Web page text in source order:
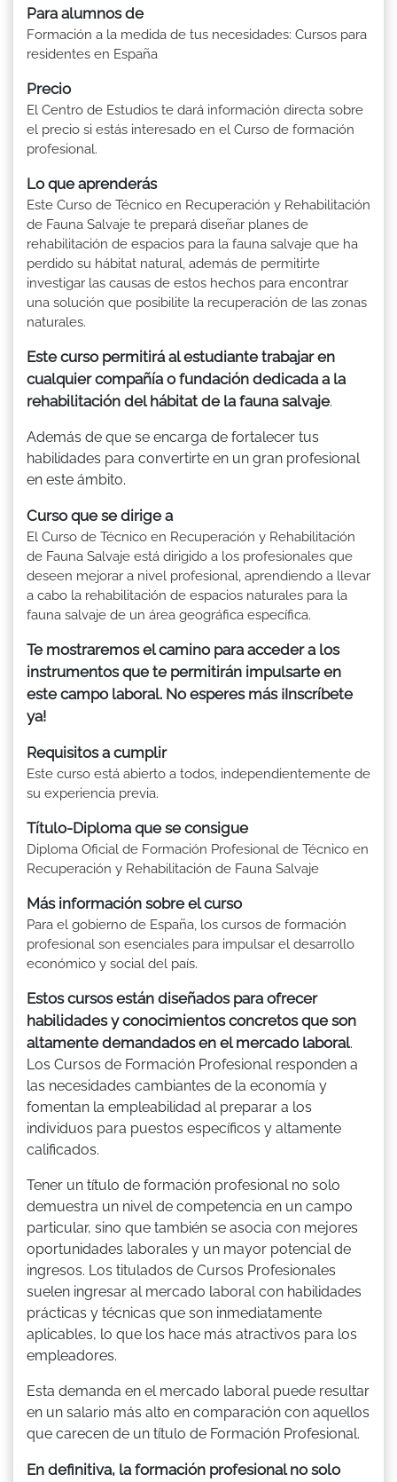
Para alumnos de
Formación a la medida de tus necesidades: Cursos para
residentes en España
Precio
El Centro de Estudios te dará información directa sobre
el precio si estás interesado en el Curso de formación
profesional.
Lo que aprenderás
Este Curso de Técnico en Recuperación y Rehabilitación
de Fauna Salvaje te prepará diseñar planes de
rehabilitación de espacios para la fauna salvaje que ha
perdido su hábitat natural, además de permitirte
investigar las causas de estos hechos para encontrar
una solución que posibilite la recuperación de las zonas
naturales.
Este curso permitirá al estudiante trabajar en
cualquier compañía o fundación dedicada a la
rehabilitación del hábitat de la fauna salvaje.
Además de que se encarga de fortalecer tus
habilidades para convertirte en un gran profesional
en este ámbito.
Curso que se dirige a
El Curso de Técnico en Recuperación y Rehabilitación
de Fauna Salvaje está dirigido a los profesionales que
deseen mejorar a nivel profesional, aprendiendo a llevar
a cabo la rehabilitación de espacios naturales para la
fauna salvaje de un área geográfica específica.
Te mostraremos el camino para acceder a los
instrumentos que te permitirán impulsarte en
este campo laboral. No esperes más ¡Inscríbete
ya!
Requisitos a cumplir
Este curso está abierto a todos, independientemente de
su experiencia previa.
Título-Diploma que se consigue
Diploma Oficial de Formación Profesional de Técnico en
Recuperación y Rehabilitación de Fauna Salvaje
Más información sobre el curso
Para el gobierno de España, los cursos de formación
profesional son esenciales para impulsar el desarrollo
económico y social del país.
Estos cursos están diseñados para ofrecer
habilidades y conocimientos concretos que son
altamente demandados en el mercado laboral.
Los Cursos de Formación Profesional responden a
las necesidades cambiantes de la economía y
fomentan la empleabilidad al preparar a los
individuos para puestos específicos y altamente
calificados.
Tener un título de formación profesional no solo
demuestra un nivel de competencia en un campo
particular, sino que también se asocia con mejores
oportunidades laborales y un mayor potencial de
ingresos. Los titulados de Cursos Profesionales
suelen ingresar al mercado laboral con habilidades
prácticas y técnicas que son inmediatamente
aplicables, lo que los hace más atractivos para los
empleadores.
Esta demanda en el mercado laboral puede resultar
en un salario más alto en comparación con aquellos
que carecen de un título de Formación Profesional.
En definitiva, la formación profesional no solo